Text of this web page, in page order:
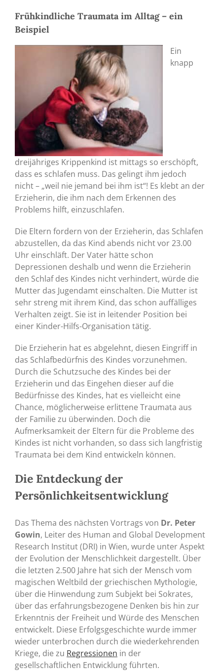
Frühkindliche Traumata im Alltag – ein
Beispiel
Ein
knapp
dreijähriges Krippenkind ist mittags so erschöpft,
dass es schlafen muss. Das gelingt ihm jedoch
nicht – „weil nie jemand bei ihm ist“! Es klebt an der
Erzieherin, die ihm nach dem Erkennen des
Problems hilft, einzuschlafen.
Die Eltern fordern von der Erzieherin, das Schlafen
abzustellen, da das Kind abends nicht vor 23.00
Uhr einschläft. Der Vater hätte schon
Depressionen deshalb und wenn die Erzieherin
den Schlaf des Kindes nicht verhindert, würde die
Mutter das Jugendamt einschalten. Die Mutter ist
sehr streng mit ihrem Kind, das schon auffälliges
Verhalten zeigt. Sie ist in leitender Position bei
einer Kinder-Hilfs-Organisation tätig.
Die Erzieherin hat es abgelehnt, diesen Eingriff in
das Schlafbedürfnis des Kindes vorzunehmen.
Durch die Schutzsuche des Kindes bei der
Erzieherin und das Eingehen dieser auf die
Bedürfnisse des Kindes, hat es vielleicht eine
Chance, möglicherweise erlittene Traumata aus
der Familie zu überwinden. Doch die
Aufmerksamkeit der Eltern für die Probleme des
Kindes ist nicht vorhanden, so dass sich langfristig
Traumata bei dem Kind entwickeln können.
Die Entdeckung der
Persönlichkeitsentwicklung
Das Thema des nächsten Vortrags von Dr. Peter
Gowin, Leiter des Human and Global Development
Research Institut (DRI) in Wien, wurde unter Aspekt
der Evolution der Menschlichkeit dargestellt. Über
die letzten 2.500 Jahre hat sich der Mensch vom
magischen Weltbild der griechischen Mythologie,
über die Hinwendung zum Subjekt bei Sokrates,
über das erfahrungsbezogene Denken bis hin zur
Erkenntnis der Freiheit und Würde des Menschen
entwickelt. Diese Erfolgsgeschichte wurde immer
wieder unterbrochen durch die wiederkehrenden
Kriege, die zu Regressionen in der
gesellschaftlichen Entwicklung führten.